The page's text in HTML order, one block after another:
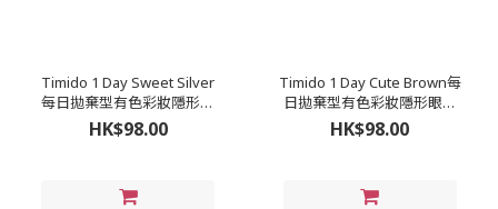
Timido 1 Day Sweet Silver
每日拋棄型有色彩妝隱形眼
鏡 (1盒10片)
HK$98.00
Timido 1 Day Cute Brown每
日拋棄型有色彩妝隱形眼鏡
(1盒10片)
HK$98.00